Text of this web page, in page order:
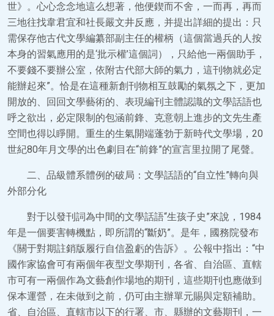
世》。心心念念地這么想著，他便鍥而不舍，一而再，再而
三地往找韋君宜和社長嚴文井反應，并提出詳細的提出：只
需保存他古代文學編纂部副主任的權柄（這個當過兵的人按
本身的習氣應用的是‘批示權’這個詞），只給他一兩個助手，
不要錢不要辦公室，依附古代部大師的氣力，這刊物就必定
能辦起來”。恰是在這種新創刊物相互鼓勵的氣氛之下，更加
開放的、回回文學藝術的、表現編刊主體認識的文學話語也
呼之欲出，必定限制的包涵前鋒、克意朝上進步的文先生產
空間也得以睜開。重生的生氣開端蓬勃于新時代文學場，20
世紀80年月文學的出色劇目在“前鋒”的宣言里拉開了尾聲。
二、品級體系體例的破局：文學話語的“自立性”轉向與
外部分化
對于以發刊詞為中間的文學話語“生孩子史”來說，1984
年是一個要害轉機點，即所謂的“斷奶”。是年，國務院發布
《關于對期註銷版履行自信盈虧的告訴》。公報中指出：“中
國作家協會可有兩個年夜型文學期刊，各省、自治區、直轄
市可有一兩個作為文藝創作場地的期刊，這些期刊也應做到
保本運營，在未做到之前，仍可由主辦單元賜與定額補助。
省、自治區、直轄市以下的行署、市、縣辦的文藝期刊，一